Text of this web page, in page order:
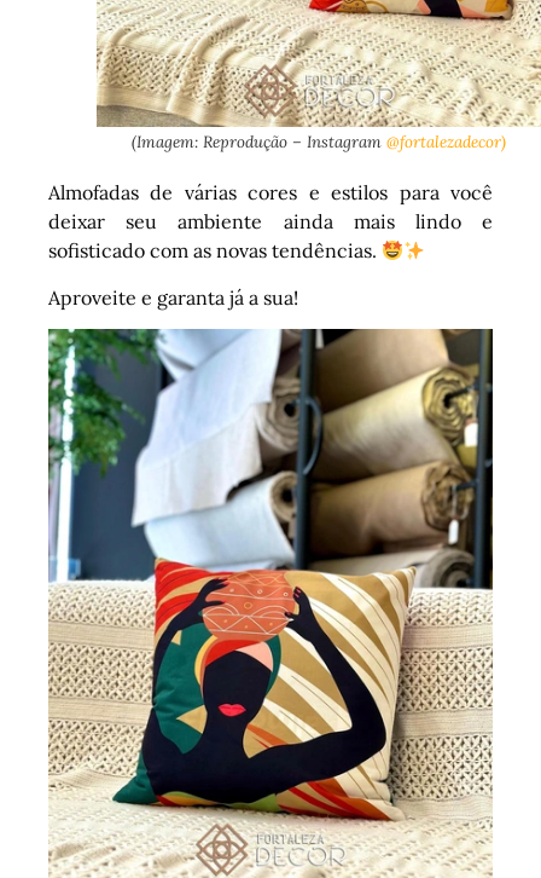
(Imagem: Reprodução – Instagram @fortalezadecor)
Almofadas de várias cores e estilos para você
deixar seu ambiente ainda mais lindo e
sofisticado com as novas tendências.
Aproveite e garanta já a sua!